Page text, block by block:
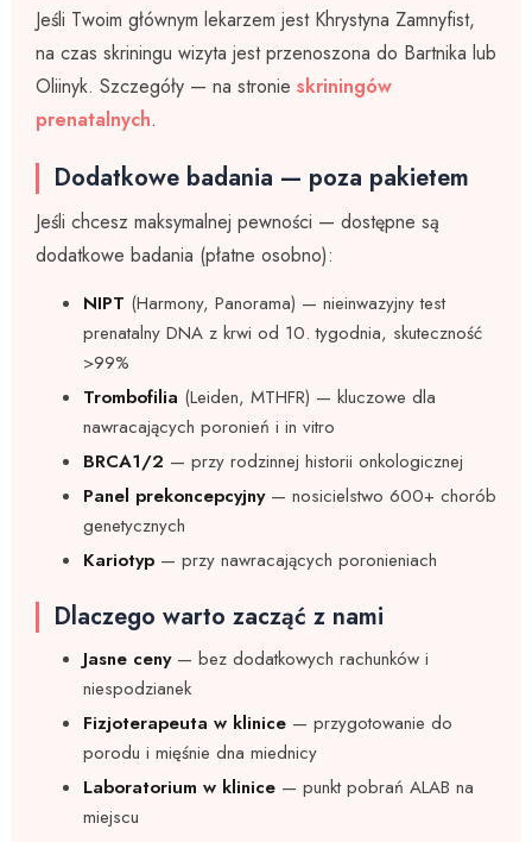
Jeśli Twoim głównym lekarzem jest Khrystyna Zamnyfist,
na czas skriningu wizyta jest przenoszona do Bartnika lub
Oliinyk. Szczegóły — na stronie skriningów
prenatalnych.
Dodatkowe badania — poza pakietem
Jeśli chcesz maksymalnej pewności — dostępne są
dodatkowe badania (płatne osobno):
NIPT (Harmony, Panorama) — nieinwazyjny test
prenatalny DNA z krwi od 10. tygodnia, skuteczność
>99%
Trombofilia (Leiden, MTHFR) — kluczowe dla
nawracających poronień i in vitro
BRCA1/2 — przy rodzinnej historii onkologicznej
Panel prekoncepcyjny— nosicielstwo 600+ chorób
genetycznych
Kariotyp — przy nawracających poronieniach
Dlaczego warto zacząć z nami
Jasne ceny— bez dodatkowych rachunków i
niespodzianek
Fizjoterapeuta w klinice — przygotowanie do
porodu i mięśnie dna miednicy
Laboratorium w klinice — punkt pobrań ALAB na
miejscu